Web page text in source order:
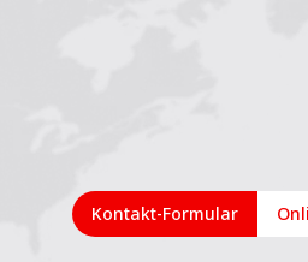
Kontakt-Formular